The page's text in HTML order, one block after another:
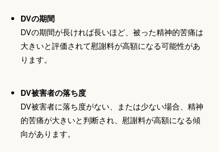
DVの期間
DVの期間が長ければ長いほど、被った精神的苦痛は
大きいと評価されて慰謝料が高額になる可能性があ
ります。
DV被害者の落ち度
DV被害者に落ち度がない、または少ない場合、精神
的苦痛が大きいと判断され、慰謝料が高額になる傾
向があります。